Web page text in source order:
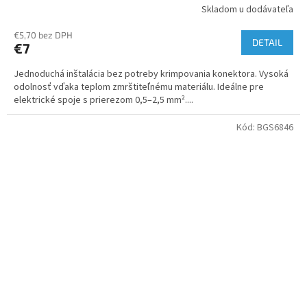
Skladom u dodávateľa
€5,70 bez DPH
€7 DETAIL
Jednoduchá inštalácia bez potreby krimpovania konektora. Vysoká
odolnosť vďaka teplom zmrštiteľnému materiálu. Ideálne pre
elektrické spoje s prierezom 0,5–2,5 mm²....
Kód: BGS6846